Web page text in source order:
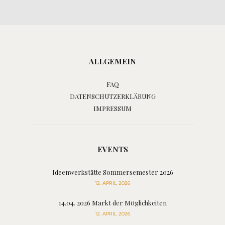
ALLGEMEIN
FAQ
DATENSCHUTZERKLÄRUNG
IMPRESSUM
EVENTS
Ideenwerkstätte Sommersemester 2026
12. APRIL 2026
14.04. 2026 Markt der Möglichkeiten
12. APRIL 2026